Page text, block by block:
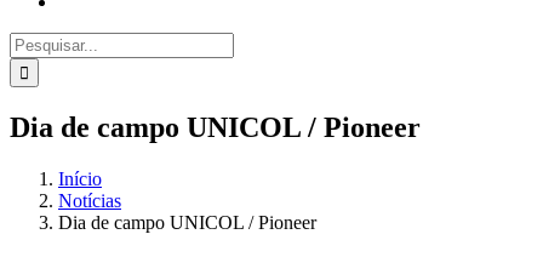
Pesquisar
Dia de campo UNICOL / Pioneer
Início
Notícias
Dia de campo UNICOL / Pioneer